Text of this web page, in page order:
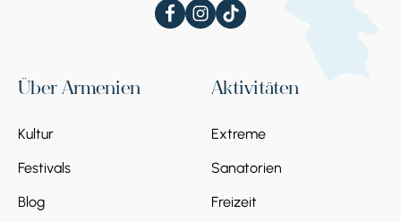
Über Armenien
Kultur
Festivals
Blog
Aktivitäten
Extreme
Sanatorien
Freizeit